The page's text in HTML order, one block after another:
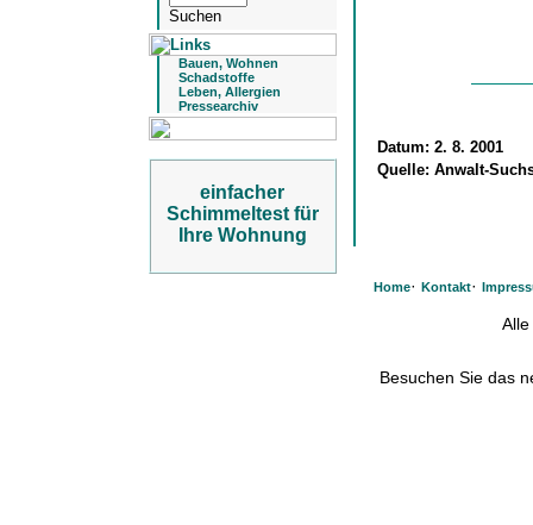
Bauen, Wohnen
Schadstoffe
Leben, Allergien
Pressearchiv
einfacher
Schimmeltest für
Ihre Wohnung
Datum: 2. 8. 2001
Quelle: Anwalt-
Home· Kontakt·
Besuchen Sie das